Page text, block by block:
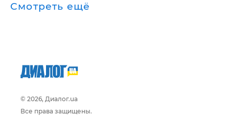
Смотреть ещё
© 2026, Диалог.ua
Все права защищены.